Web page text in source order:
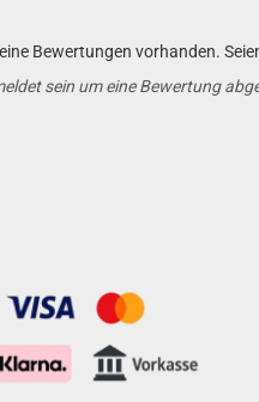
Bewertungen vorhanden.
sein um eine Bewertung